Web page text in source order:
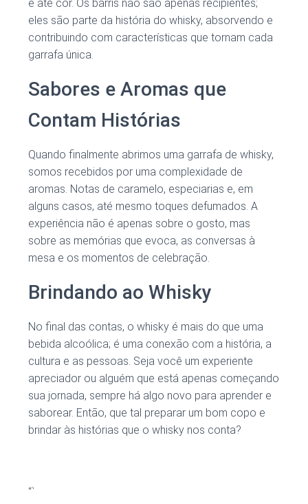
e até cor. Os barris não são apenas recipientes;
eles são parte da história do whisky, absorvendo e
contribuindo com características que tornam cada
garrafa única.
Sabores e Aromas que
Contam Histórias
Quando finalmente abrimos uma garrafa de whisky,
somos recebidos por uma complexidade de
aromas. Notas de caramelo, especiarias e, em
alguns casos, até mesmo toques defumados. A
experiência não é apenas sobre o gosto, mas
sobre as memórias que evoca, as conversas à
mesa e os momentos de celebração.
Brindando ao Whisky
No final das contas, o whisky é mais do que uma
bebida alcoólica; é uma conexão com a história, a
cultura e as pessoas. Seja você um experiente
apreciador ou alguém que está apenas começando
sua jornada, sempre há algo novo para aprender e
saborear. Então, que tal preparar um bom copo e
brindar às histórias que o whisky nos conta?
“`